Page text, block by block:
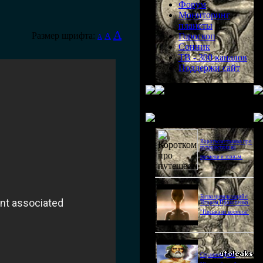
Размер шрифта: A A A
Форум
Мониторинг
планеты
Гороскоп
Сонник
ТВ - 300 каналов
Поддержи сайт
Короткометражка про
путешествия во
времени и эгоизм.
Битва цивилизаций с
Игорем Прокопенко.
"Письма из космоса"
Странное дело.